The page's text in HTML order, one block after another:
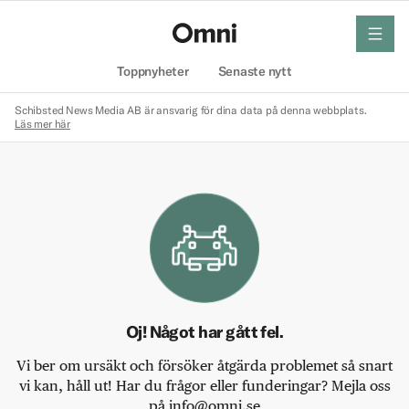
Toppnyheter Senaste nytt
meny
Schibsted News Media AB är ansvarig för dina data på denna webbplats.
Läs mer här
Oj! Något har gått fel.
Vi ber om ursäkt och försöker åtgärda problemet så snart
vi kan, håll ut! Har du frågor eller funderingar? Mejla oss